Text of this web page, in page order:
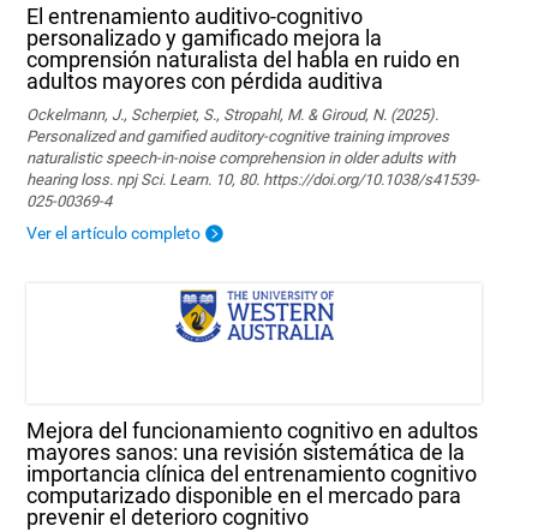
El entrenamiento auditivo-cognitivo
personalizado y gamificado mejora la
comprensión naturalista del habla en ruido en
adultos mayores con pérdida auditiva
Ockelmann, J., Scherpiet, S., Stropahl, M. & Giroud, N. (2025).
Personalized and gamified auditory-cognitive training improves
naturalistic speech-in-noise comprehension in older adults with
hearing loss. npj Sci. Learn. 10, 80. https://doi.org/10.1038/s41539-
025-00369-4
Ver el artículo completo
Mejora del funcionamiento cognitivo en adultos
mayores sanos: una revisión sistemática de la
importancia clínica del entrenamiento cognitivo
computarizado disponible en el mercado para
prevenir el deterioro cognitivo